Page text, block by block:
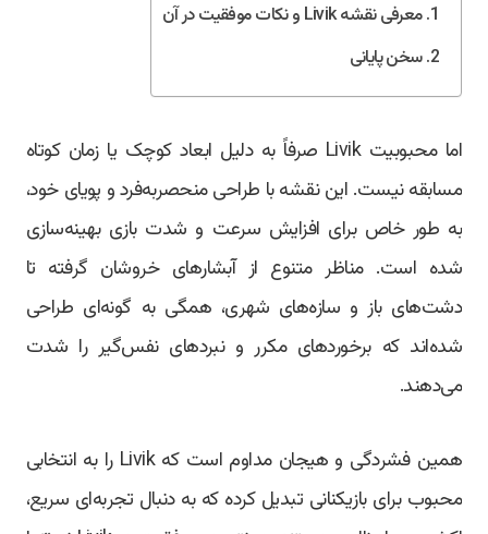
معرفی نقشه Livik و نکات موفقیت در آن
سخن پایانی
اما محبوبیت Livik صرفاً به دلیل ابعاد کوچک یا زمان کوتاه
مسابقه نیست. این نقشه با طراحی منحصربه‌فرد و پویای خود،
به طور خاص برای افزایش سرعت و شدت بازی بهینه‌سازی
شده است. مناظر متنوع از آبشارهای خروشان گرفته تا
دشت‌های باز و سازه‌های شهری، همگی به گونه‌ای طراحی
شده‌اند که برخوردهای مکرر و نبردهای نفس‌گیر را شدت
می‌دهند.
همین فشردگی و هیجان مداوم است که Livik را به انتخابی
محبوب برای بازیکنانی تبدیل کرده که به دنبال تجربه‌ای سریع،